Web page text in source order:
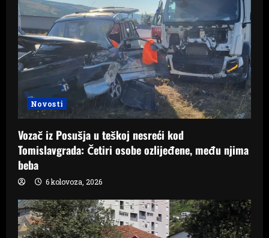
Novosti
Vozač iz Posušja u teškoj nesreći kod
Tomislavgrada: Četiri osobe ozlijeđene, među njima
beba
6 kolovoza, 2026